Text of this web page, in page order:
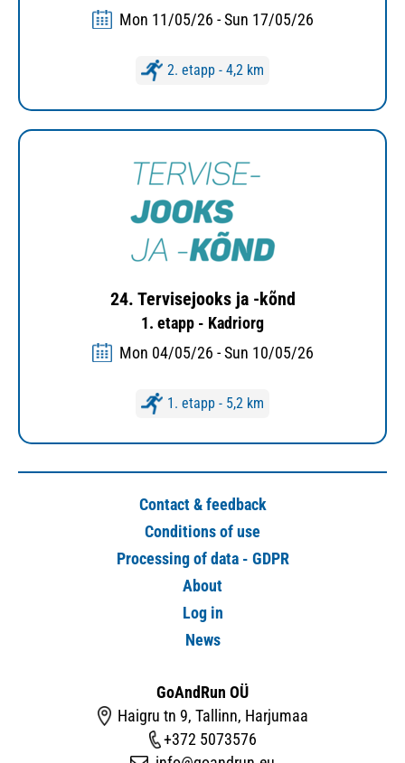
Mon 11/05/26 - Sun 17/05/26
2. etapp - 4,2 km
24. Tervisejooks ja -kõnd
1. etapp - Kadriorg
Mon 04/05/26 - Sun 10/05/26
1. etapp - 5,2 km
Contact & feedback
Conditions of use
Processing of data - GDPR
About
Log in
News
GoAndRun OÜ
Haigru tn 9, Tallinn, Harjumaa
+372 5073576